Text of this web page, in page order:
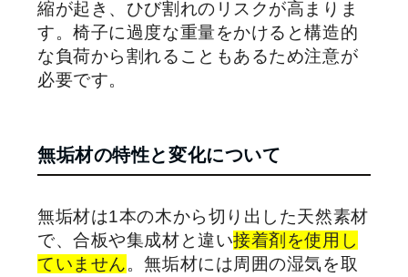
縮が起き、ひび割れのリスクが高まりま
す。椅子に過度な重量をかけると構造的
な負荷から割れることもあるため注意が
必要です。
無垢材の特性と変化について
無垢材は1本の木から切り出した天然素材
で、合板や集成材と違い接着剤を使用し
ていません。無垢材には周囲の湿気を取